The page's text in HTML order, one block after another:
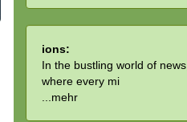
ions:
In the bustling world of news,
where every mi
mehr